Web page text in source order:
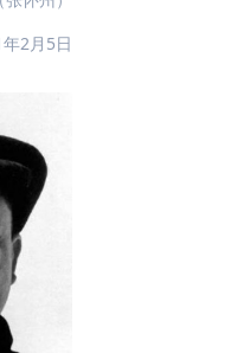
2月5日